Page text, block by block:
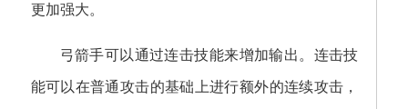
更加强大。
弓箭手可以通过连击技能来增加输出。连击技
能可以在普通攻击的基础上进行额外的连续攻击，